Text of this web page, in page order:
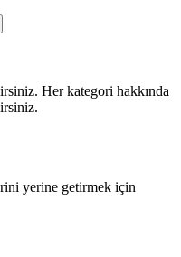
Her kategori hakkında
yerine getirmek için